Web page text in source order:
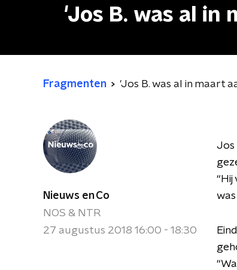
'Jos B. was al in
Fragmenten 'Jos B. was al in maart
Nieuws en Co
NOS & NTR
27 augustus 2018 16:00 - 18:30
Jos